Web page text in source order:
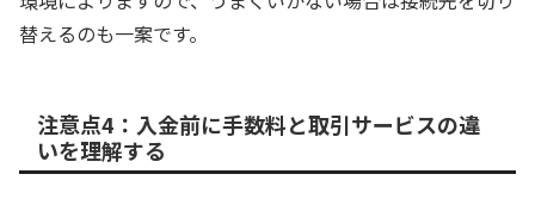
替えるのも一案です。
注意点4：入金前に手数料と取引サービスの違
いを理解する